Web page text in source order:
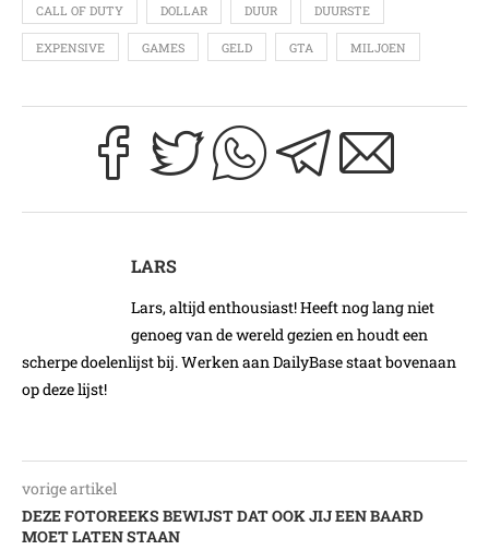
CALL OF DUTY DOLLAR DUUR DUURSTE
EXPENSIVE GAMES GELD GTA MILJOEN
LARS
Lars, altijd enthousiast! Heeft nog lang niet
genoeg van de wereld gezien en houdt een
scherpe doelenlijst bij. Werken aan DailyBase staat bovenaan
op deze lijst!
vorige artikel
DEZE FOTOREEKS BEWIJST DAT OOK JIJ EEN BAARD
MOET LATEN STAAN